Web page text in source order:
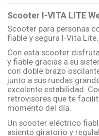
Scooter I-VITA LITE
Scooter para personas
fiable y segura I-Vita Lite.
Con esta scooter
y fiable gracias a su
con doble brazo
junto a sus ruedas
excelente estabilidad.
retrovisores que te
momento del día.
Un scooter eléctrico
asiento giratorio y